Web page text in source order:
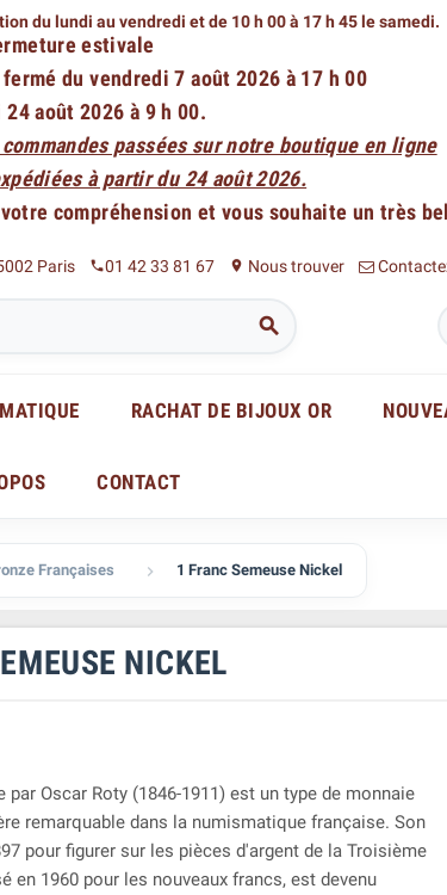
du lundi au vendredi et de 10 h 00 à 17 h 45 le samedi.
estivale
du vendredi 7 août 2026 à 17 h 00
août 2026 à 9 h 00.
passées sur notre boutique en ligne
à partir du 24 août 2026.
compréhension et vous souhaite un très
Paris phone01 42 33 81 67 place Nous trouver

RACHAT DE BIJOUX OR
CONTACT
Françaises  1 Franc Semeuse Nickel
NICKEL
par Oscar Roty (1846-1911) est un type de monnaie
remarquable dans la numismatique française. Son
pour figurer sur les pièces d'argent de la Troisième
en 1960 pour les nouveaux francs, est devenu